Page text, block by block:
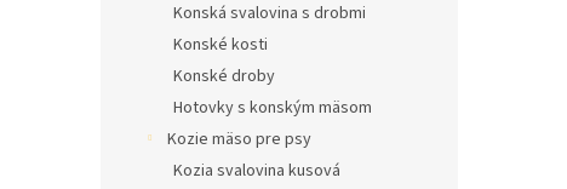
Konská svalovina s drobmi
Konské kosti
Konské droby
Hotovky s konským mäsom
Kozie mäso pre psy
Kozia svalovina kusová